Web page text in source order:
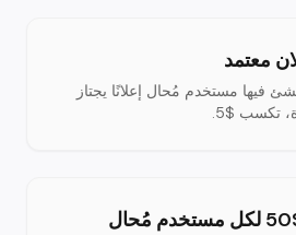
فيها مستخدم مُحال إعلانًا يجتاز
تكسب $5.